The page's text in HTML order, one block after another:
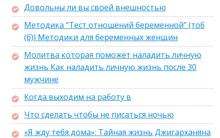
Довольны ли вы своей внешностью
Методика “Тест отношений беременной” (тоб
(б)) Методики для беременных женщин
Молитва которая поможет наладить личную
жизнь Как наладить личную жизнь после 30
мужчине
Когда выходим на работу в
Что сделать чтобы не писаться ночью
«Я жду тебя дома»: Тайная жизнь Джигарханяна